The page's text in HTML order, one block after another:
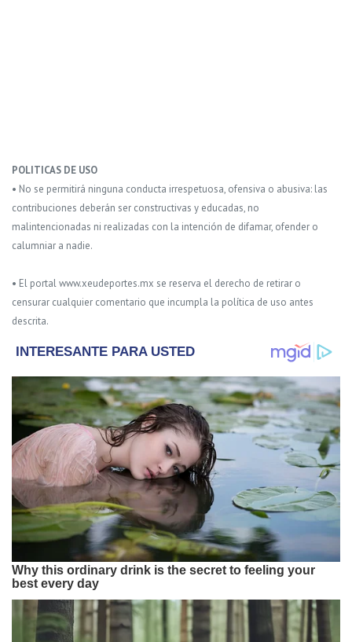
POLITICAS DE USO
• No se permitirá ninguna conducta irrespetuosa, ofensiva o abusiva: las
contribuciones deberán ser constructivas y educadas, no
malintencionadas ni realizadas con la intención de difamar, ofender o
calumniar a nadie.
• El portal www.xeudeportes.mx se reserva el derecho de retirar o
censurar cualquier comentario que incumpla la política de uso antes
descrita.